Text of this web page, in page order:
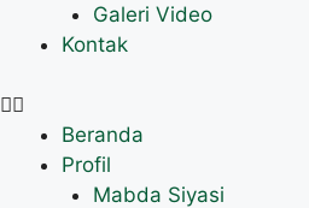
Galeri Video
Kontak
Beranda
Profil
Mabda Siyasi